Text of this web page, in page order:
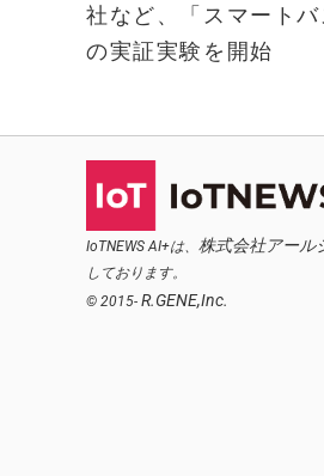
社など、「スマート
の実証実験を開始
IoTNEWS AI+は、 株式会社アール
しております。
© 2015- R.GENE,Inc.